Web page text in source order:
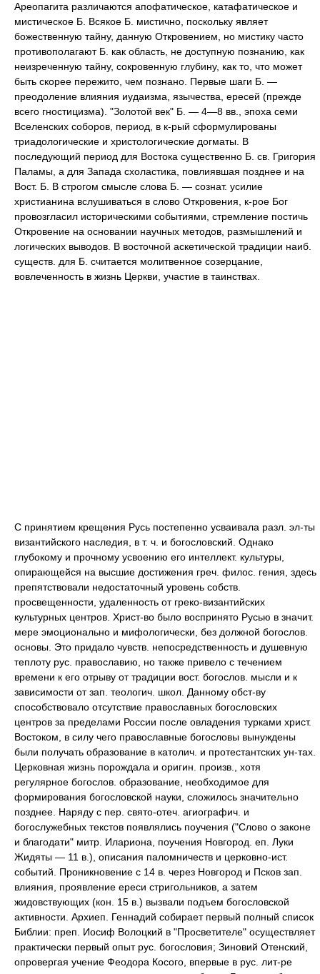
Ареопагита различаются апофатическое, катафатическое и
мистическое Б. Всякое Б. мистично, поскольку являет
божественную тайну, данную Откровением, но мистику часто
противополагают Б. как область, не доступную познанию, как
неизреченную тайну, сокровенную глубину, как то, что может
быть скорее пережито, чем познано. Первые шаги Б. —
преодоление влияния иудаизма, язычества, ересей (прежде
всего гностицизма). "Золотой век" Б. — 4—8 вв., эпоха семи
Вселенских соборов, период, в к-рый сформулированы
триадологические и христологические догматы. В
последующий период для Востока существенно Б. св. Григория
Паламы, а для Запада схоластика, повлиявшая позднее и на
Вост. Б. В строгом смысле слова Б. — сознат. усилие
христианина вслушиваться в слово Откровения, к-рое Бог
провозгласил историческими событиями, стремление постичь
Откровение на основании научных методов, размышлений и
логических выводов. В восточной аскетической традиции наиб.
существ. для Б. считается молитвенное созерцание,
вовлеченность в жизнь Церкви, участие в таинствах.
С принятием крещения Русь постепенно усваивала разл. эл-ты
византийского наследия, в т. ч. и богословский. Однако
глубокому и прочному усвоению его интеллект. культуры,
опирающейся на высшие достижения греч. филос. гения, здесь
препятствовали недостаточный уровень собств.
просвещенности, удаленность от греко-византийских
культурных центров. Христ-во было воспринято Русью в значит.
мере эмоционально и мифологически, без должной богослов.
основы. Это придало чувств. непосредственность и душевную
теплоту рус. православию, но также привело с течением
времени к его отрыву от традиции вост. богослов. мысли и к
зависимости от зап. теологич. школ. Данному обст-ву
способствовало отсутствие православных богословских
центров за пределами России после овладения турками христ.
Востоком, в силу чего православные богословы вынуждены
были получать образование в католич. и протестантских ун-тах.
Церковная жизнь порождала и оригин. произв., хотя
регулярное богослов. образование, необходимое для
формирования богословской науки, сложилось значительно
позднее. Наряду с пер. свято-отеч. агиографич. и
богослужебных текстов появлялись поучения ("Слово о законе
и благодати" митр. Илариона, поучения Новгород. еп. Луки
Жидяты — 11 в.), описания паломничеств и церковно-ист.
событий. Проникновение с 14 в. через Новгород и Псков зап.
влияния, проявление ереси стригольников, а затем
жидовствующих (кон. 15 в.) вызвали подъем богословской
активности. Архиеп. Геннадий собирает первый полный список
Библии: преп. Иосиф Волоцкий в "Просветителе" осуществляет
практически первый опыт рус. богословия; Зиновий Отенский,
опровергая учение Феодора Косого, впервые в рус. лит-ре